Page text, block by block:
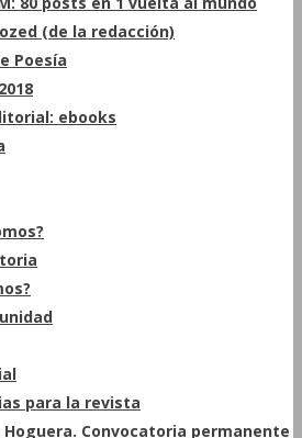
(de la redacción)
Poesía
ebooks
para la revista
Convocatoria permanente